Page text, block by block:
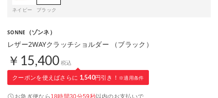
ネイビー ブラック
SONNE （ゾンネ）
レザー2WAYクラッチショルダー （ブラック）
￥15,400 税込
クーポンを使えばさらに 1,540円引き！ ※適用条件
お急ぎ便なら 18時間30分58秒以内のお支払いで